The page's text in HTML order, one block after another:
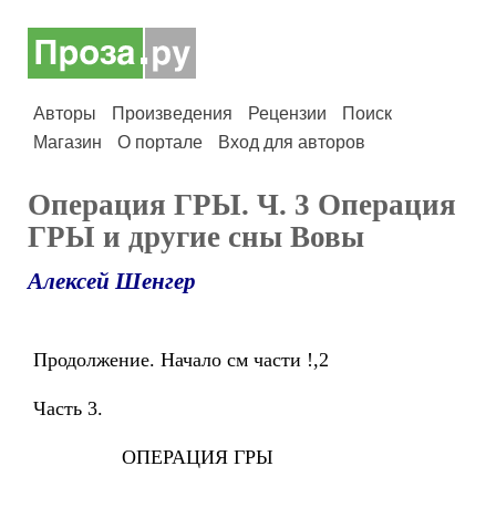
Авторы Произведения Рецензии
Поиск
Магазин
О портале Вход для авторов
Операция ГРЫ. Ч. 3 Операция
ГРЫ и другие сны Вовы
Алексей Шенгер
Продолжение. Начало см части !,2
Часть 3.
ОПЕРАЦИЯ ГРЫ